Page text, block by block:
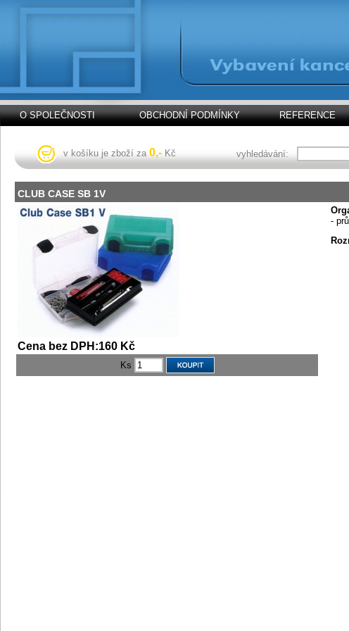
O SPOLEČNOSTI OBCHODNÍ PODMÍNKY REFERENCE
v košíku je zboží za 0,- Kč vyhledávání:
CLUB CASE SB 1V
-
Cena bez DPH:160 Kč
Ks